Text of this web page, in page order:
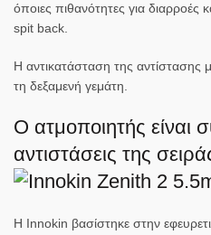
όποιες πιθανότητες για διαρροές
spit back.
Η αντικατάσταση της αντίστασης
τη δεξαμενή γεμάτη.
Ο ατμοποιητής είναι
αντιστάσεις της
Η Innokin βασίστηκε στην